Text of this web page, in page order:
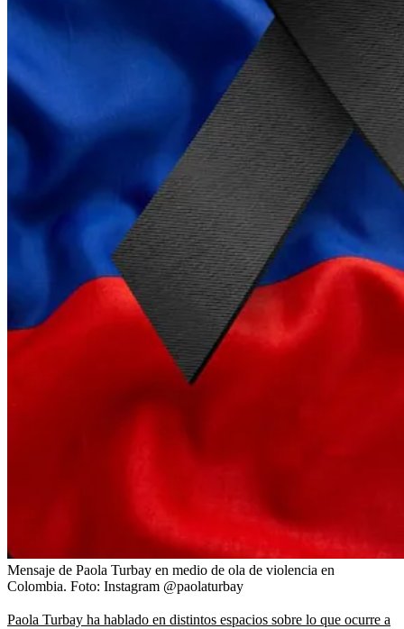
Mensaje de Paola Turbay en medio de ola de violencia en
Colombia. Foto: Instagram @paolaturbay
Paola Turbay ha hablado en distintos espacios sobre lo que ocurre a